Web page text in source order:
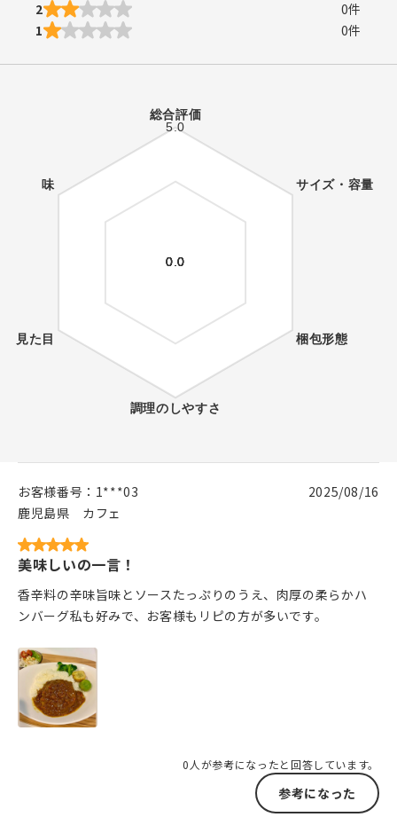
2 0件
1
0件
お客様番号： 1***03
鹿児島県
カフェ
2025/08/16
美味しいの一言！
香辛料の辛味旨味とソースたっぷりのうえ、肉厚の柔らかハ
ンバーグ私も好みで、お客様もリピの方が多いです。
0人が参考になったと回答しています。
参考になった